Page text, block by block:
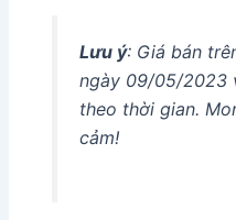
Lưu ý: Giá bán
ngày 09/05/2023
theo thời gian.
cảm!